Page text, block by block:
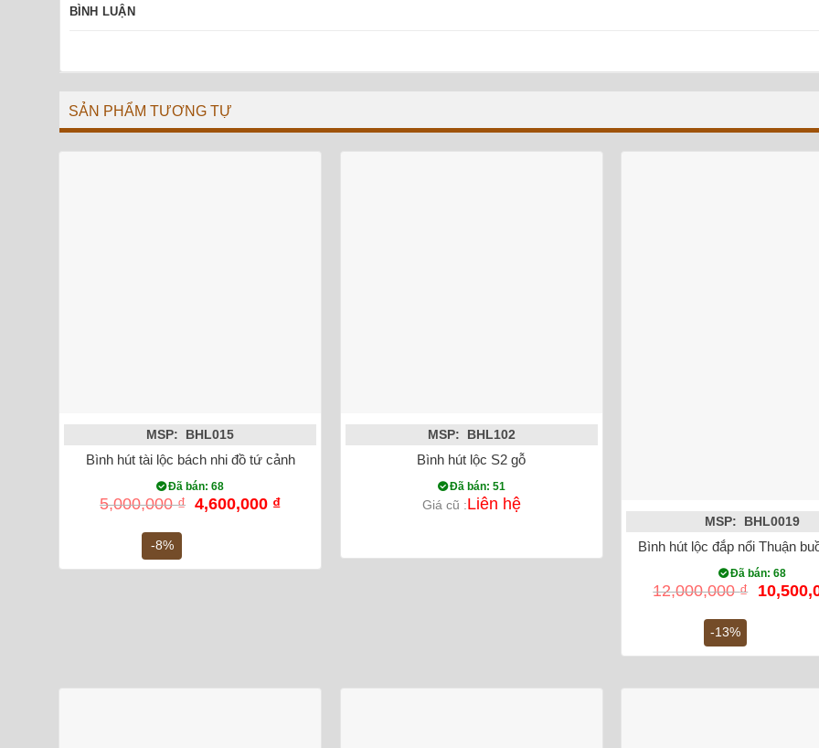
BÌNH LUẬN
SẢN PHẨM TƯƠNG TỰ
-8%
MSP: BHL015
Bình hút tài lộc bách nhi đồ tứ cảnh
Đã bán: 68
5,000,000₫ Giá
4,600,000 ₫Giá
4,600,000 ₫.
MSP: BHL102
Bình hút lộc S2 gỗ
Đã bán: 51
Giá cũ :Liên hệ
-13%
MSP: BHL0019
Bình hút lộc đắp nổi Thuận
Đã bán: 68
12,000,000₫ Giá